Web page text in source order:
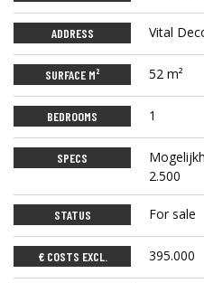
ADDRESS Vital
SURFACE M² 52 m²
BEDROOMS 1
SPECS
2.500
STATUS For sale
€ COSTS EXCL. 395.000